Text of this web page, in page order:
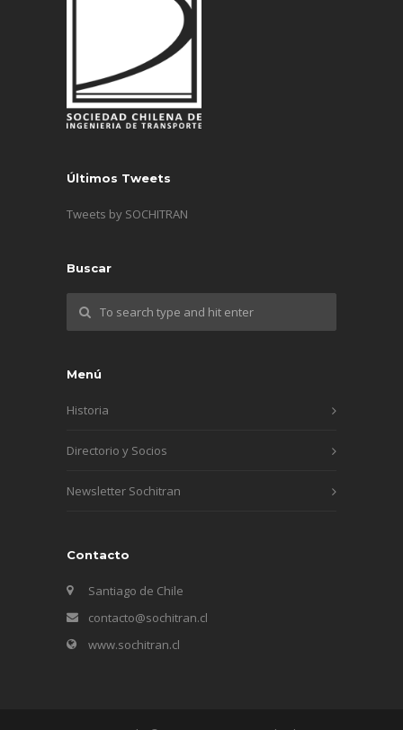
Últimos Tweets
Tweets by SOCHITRAN
Buscar
Menú
Historia
Directorio y Socios
Newsletter Sochitran
Contacto
Santiago de Chile
contacto@sochitran.cl
www.sochitran.cl